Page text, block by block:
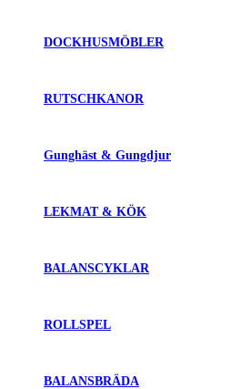
DOCKHUSMÖBLER
RUTSCHKANOR
Gunghäst & Gungdjur
LEKMAT & KÖK
BALANSCYKLAR
ROLLSPEL
BALANSBRÄDA